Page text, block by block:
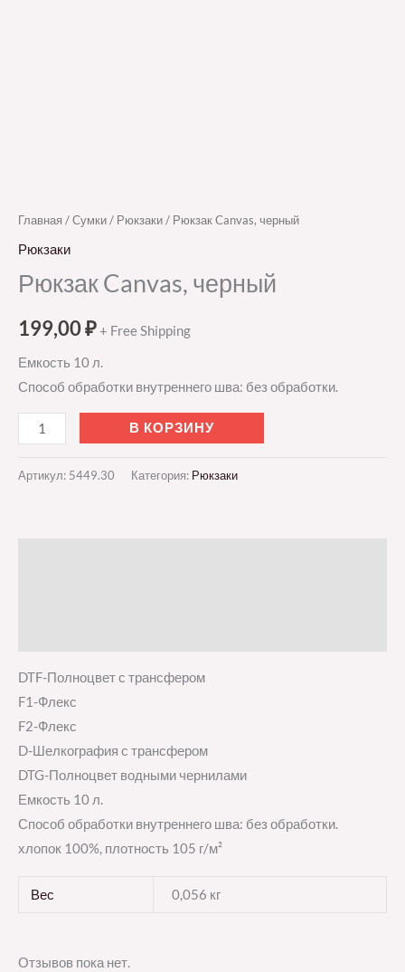
Главная /Сумки/ Рюкзаки/ Рюкзак Canvas, черный
Рюкзаки
Рюкзак Canvas, черный
199,00₽+ Free Shipping
Емкость 10 л.
Способ обработки внутреннего шва: без обработки.
В КОРЗИНУ
Артикул: 5449.30 Категория: Рюкзаки
DTF-Полноцвет с трансфером
F1-Флекс
F2-Флекс
D-Шелкография с трансфером
DTG-Полноцвет водными чернилами
Емкость 10 л.
Способ обработки внутреннего шва: без обработки.
хлопок 100%, плотность 105 г/м²
Вес 0,056 кг
Отзывов пока нет.